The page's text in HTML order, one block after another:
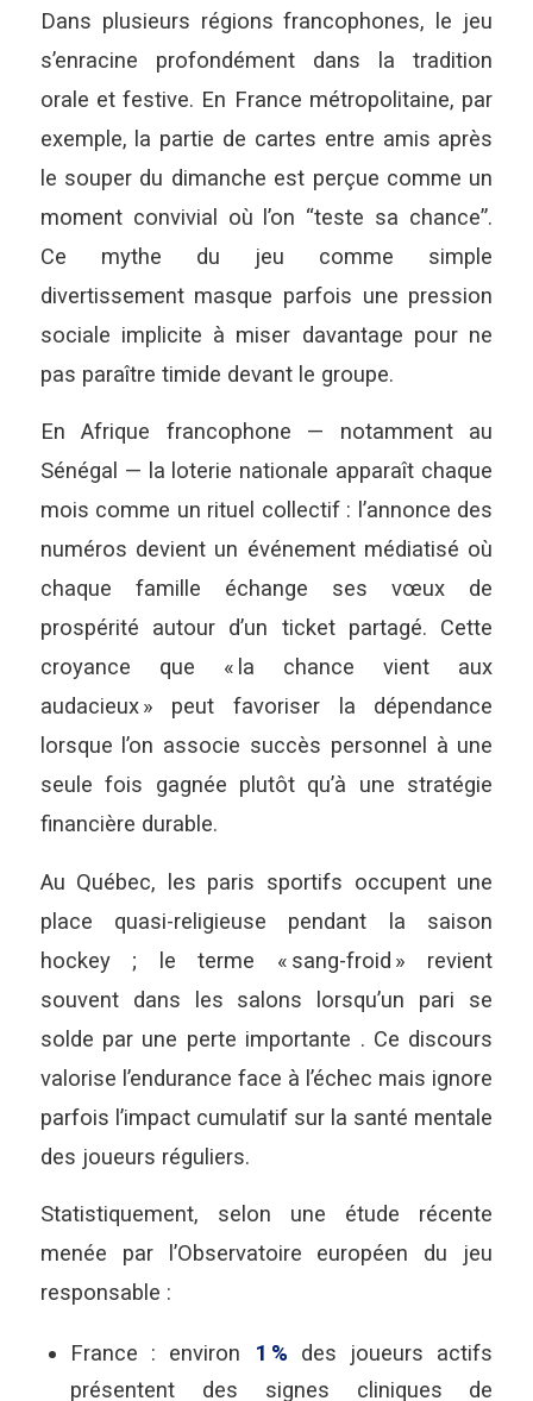
Dans plusieurs régions francophones, le jeu
s’enracine profondément dans la tradition
orale et festive. En France métropolitaine, par
exemple, la partie de cartes entre amis après
le souper du dimanche est perçue comme un
moment convivial où l’on “teste sa chance”.
Ce mythe du jeu comme simple
divertissement masque parfois une pression
sociale implicite à miser davantage pour ne
pas paraître timide devant le groupe.
En Afrique francophone — notamment au
Sénégal — la loterie nationale apparaît chaque
mois comme un rituel collectif : l’annonce des
numéros devient un événement médiatisé où
chaque famille échange ses vœux de
prospérité autour d’un ticket partagé. Cette
croyance que « la chance vient aux
audacieux » peut favoriser la dépendance
lorsque l’on associe succès personnel à une
seule fois gagnée plutôt qu’à une stratégie
financière durable.
Au Québec, les paris sportifs occupent une
place quasi-religieuse pendant la saison
hockey ; le terme « sang-froid » revient
souvent dans les salons lorsqu’un pari se
solde par une perte importante . Ce discours
valorise l’endurance face à l’échec mais ignore
parfois l’impact cumulatif sur la santé mentale
des joueurs réguliers.
Statistiquement, selon une étude récente
menée par l’Observatoire européen du jeu
responsable :
France : environ 1 % des joueurs actifs
présentent des signes cliniques de